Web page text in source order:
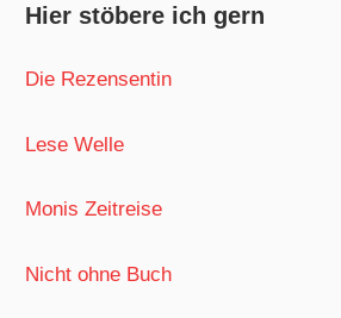
Hier stöbere ich gern
Die Rezensentin
Lese Welle
Monis Zeitreise
Nicht ohne Buch